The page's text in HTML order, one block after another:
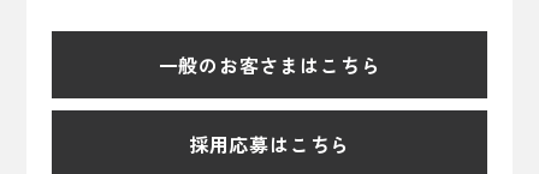
一般のお客さまはこちら
採用応募はこちら